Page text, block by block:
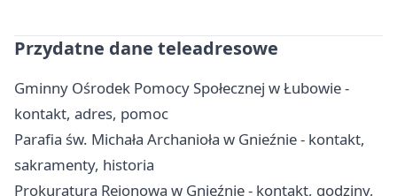
Przydatne dane teleadresowe
Gminny Ośrodek Pomocy Społecznej w Łubowie -
kontakt, adres, pomoc
Parafia św. Michała Archanioła w Gnieźnie - kontakt,
sakramenty, historia
Prokuratura Rejonowa w Gnieźnie - kontakt, godziny,